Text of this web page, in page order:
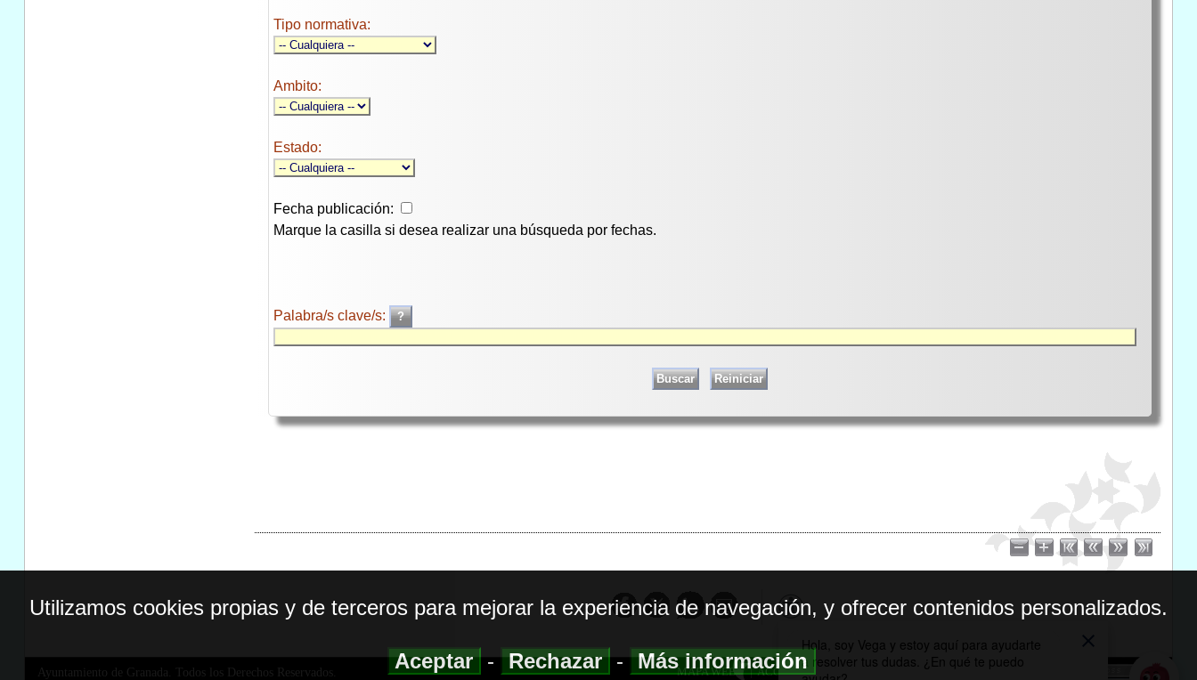
Tipo normativa:
Ambito:
Estado:
Fecha publicación:
Marque la casilla si desea realizar una búsqueda por fechas.
Palabra/s clave/s:
Ayuntamiento de Granada. Todos los Derechos Reservados. MAPA WEB|ACCESIBILIDAD
Utilizamos cookies propias y de terceros para mejorar la experiencia de navegación, y ofrecer contenidos personalizados.
Aceptar-Rechazar-Más información